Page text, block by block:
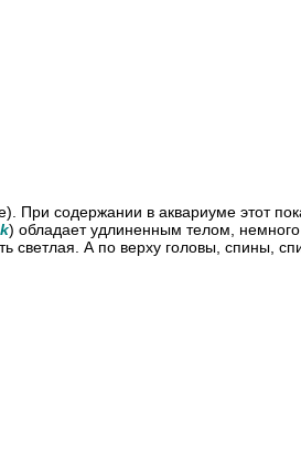
содержании в аквариуме этот
) обладает удлиненным телом,
А по верху головы, спины,